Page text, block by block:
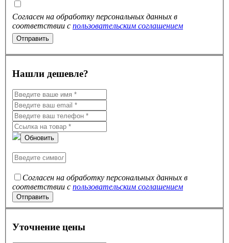
Согласен на обработку персональных данных в
соответствии с пользовательским соглашением
Нашли дешевле?
Обновить
Согласен на обработку персональных данных в
соответствии с пользовательским соглашением
Уточнение цены